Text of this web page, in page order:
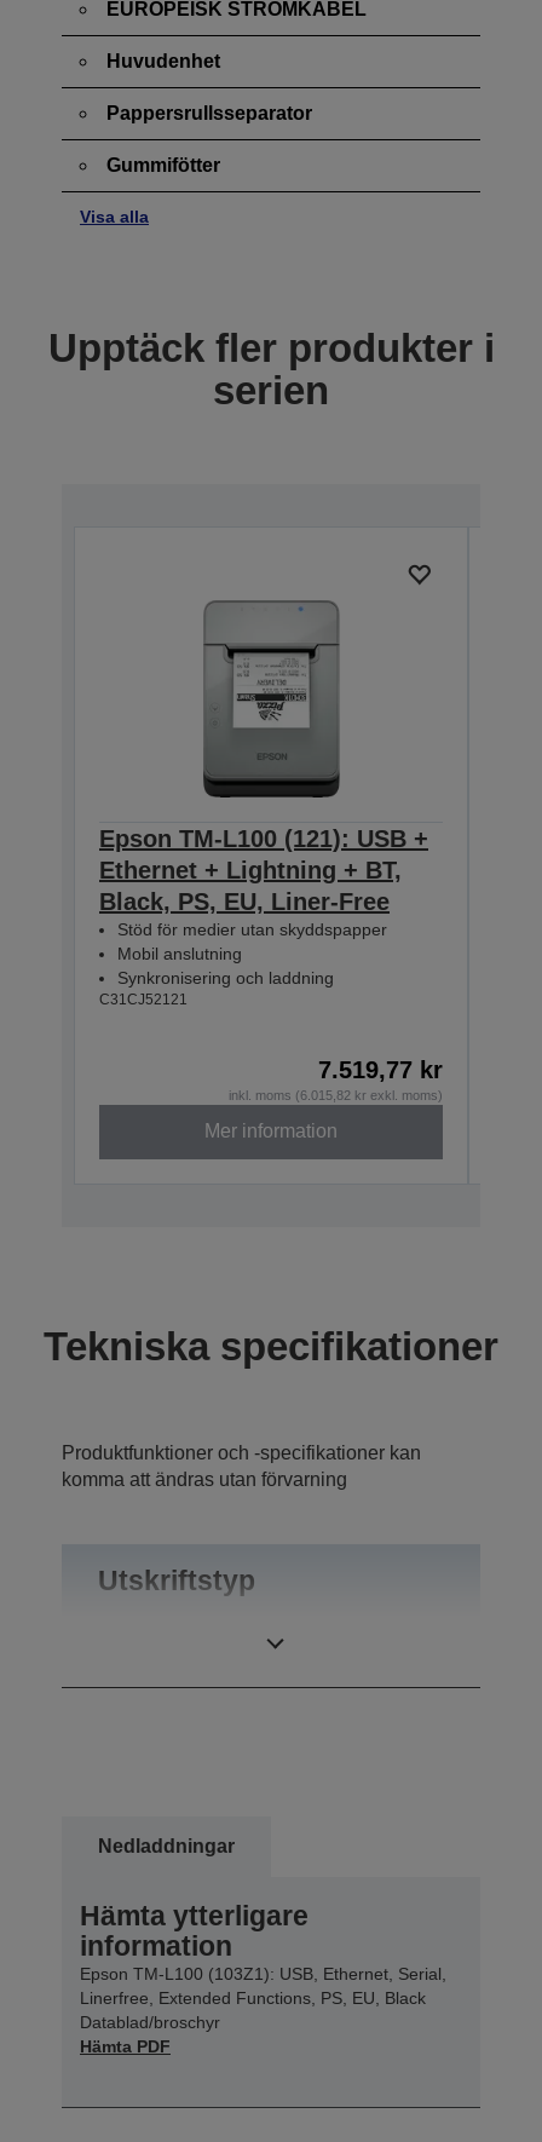
EUROPEISK STRÖMKABEL
Huvudenhet
Pappersrullsseparator
Gummifötter
Visa alla
Upptäck fler produkter i
serien
Epson TM-L100 (121): USB +
Ethernet + Lightning + BT,
Black, PS, EU, Liner-Free
Stöd för medier utan skyddspapper
Mobil anslutning
Synkronisering och laddning
C31CJ52121
7.519,77 kr
inkl. moms (6.015,82 kr exkl. moms)
Mer information
Tekniska specifikationer
Produktfunktioner och -specifikationer kan
komma att ändras utan förvarning
Utskriftstyp
Nedladdningar
Hämta ytterligare
information
Epson TM-L100 (103Z1): USB, Ethernet, Serial,
Linerfree, Extended Functions, PS, EU, Black
Datablad/broschyr
Hämta PDF